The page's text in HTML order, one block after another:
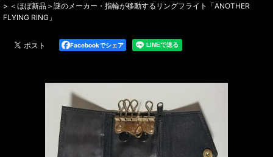
> ＜ほぼ新品＞謎のメーカー・指輪が移動するリングフライト「ANOTHER
FLYING RING」
Facebookでシェア